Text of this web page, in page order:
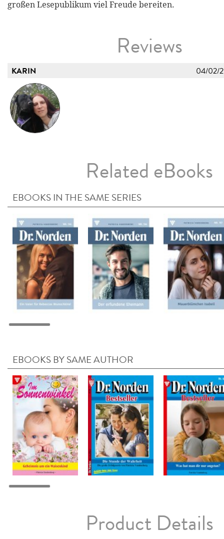
großen Lesepublikum viel Freude bereiten.
Reviews
KARIN 04/02/
Related eBooks
EBOOKS IN THE SAME SERIES
EBOOKS BY SAME AUTHOR
Product Details